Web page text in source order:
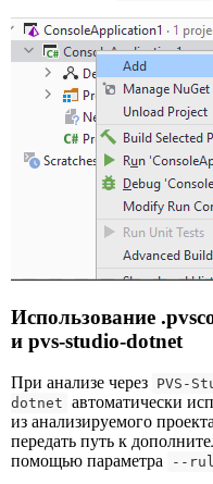
Использование
и pvs-studio-dotnet
При анализе через PVS-
dotnet автоматически
из анализируемого
передать путь к
помощью параметра
--